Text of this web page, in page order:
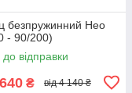
безпружинний Нео
- 90/200)
до відправки
₴ від 4 140 ₴